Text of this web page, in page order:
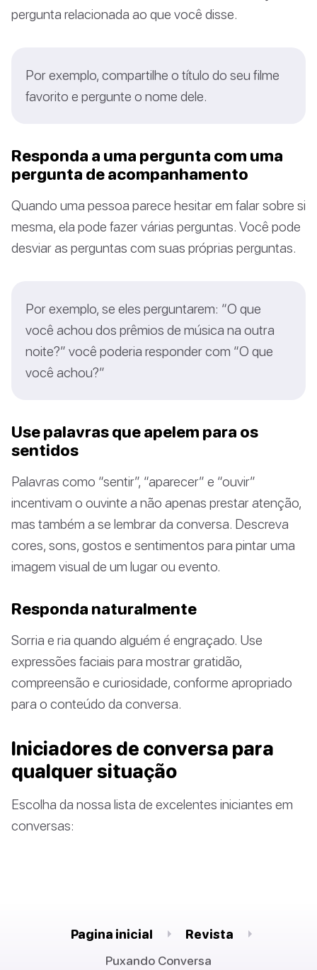
pergunta relacionada ao que você disse.
Por exemplo, compartilhe o título do seu filme
favorito e pergunte o nome dele.
Responda a uma pergunta com uma
pergunta de acompanhamento
Quando uma pessoa parece hesitar em falar sobre si
mesma, ela pode fazer várias perguntas. Você pode
desviar as perguntas com suas próprias perguntas.
Por exemplo, se eles perguntarem: “O que
você achou dos prêmios de música na outra
noite?” você poderia responder com “O que
você achou?”
Use palavras que apelem para os
sentidos
Palavras como “sentir”, “aparecer” e “ouvir”
incentivam o ouvinte a não apenas prestar atenção,
mas também a se lembrar da conversa. Descreva
cores, sons, gostos e sentimentos para pintar uma
imagem visual de um lugar ou evento.
Responda naturalmente
Sorria e ria quando alguém é engraçado. Use
expressões faciais para mostrar gratidão,
compreensão e curiosidade, conforme apropriado
para o conteúdo da conversa.
Iniciadores de conversa para
qualquer situação
Escolha da nossa lista de excelentes iniciantes em
conversas:
Pagina inicial
Revista
Puxando Conversa